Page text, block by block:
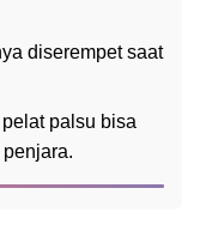
diserempet saat
palsu bisa